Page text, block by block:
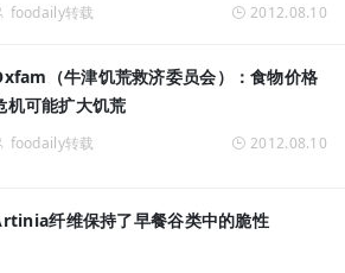
foodaily转载 2012.08.10
（牛津饥荒救济委员会）：食物价格
机可能扩大饥荒
foodaily转载 2012.08.10
纤维保持了早餐谷类中的脆性